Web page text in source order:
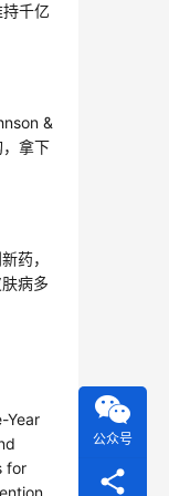
千亿
&
拿下
药，
病多
Year
for
公众号